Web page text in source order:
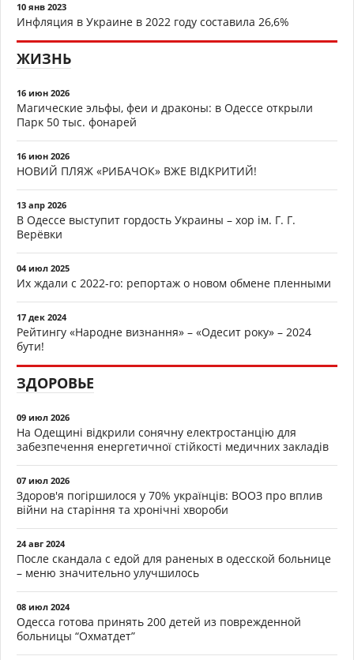
10 янв 2023
Инфляция в Украине в 2022 году составила 26,6%
ЖИЗНЬ
16 июн 2026
Магические эльфы, феи и драконы: в Одессе открыли
Парк 50 тыс. фонарей
16 июн 2026
НОВИЙ ПЛЯЖ «РИБАЧОК» ВЖЕ ВІДКРИТИЙ!
13 апр 2026
В Одессе выступит гордость Украины – хор ім. Г. Г.
Верёвки
04 июл 2025
Их ждали с 2022-го: репортаж о новом обмене пленными
17 дек 2024
Рейтингу «Народне визнання» – «Одесит року» – 2024
бути!
ЗДОРОВЬЕ
09 июл 2026
На Одещині відкрили сонячну електростанцію для
забезпечення енергетичної стійкості медичних закладів
07 июл 2026
Здоров'я погіршилося у 70% українців: ВООЗ про вплив
війни на старіння та хронічні хвороби
24 авг 2024
После скандала с едой для раненых в одесской больнице
– меню значительно улучшилось
08 июл 2024
Одесса готова принять 200 детей из поврежденной
больницы “Охматдет”